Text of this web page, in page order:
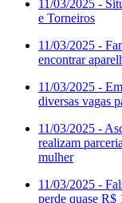
11/03/2025 -
e Torneiros
11/03/2025 -
encontrar
11/03/2025 -
diversas vagas
11/03/2025 -
realizam
mulher
11/03/2025 -
perde quase R$